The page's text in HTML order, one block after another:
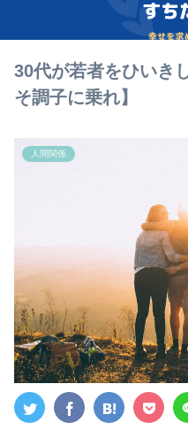
30代が若者をひいき
そ調子に乗れ】
人間関係